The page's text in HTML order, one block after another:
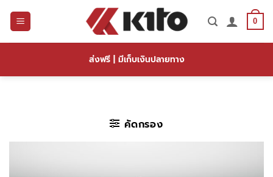
0
ส่งฟรี | มีเก็บเงินปลายทาง
คัดกรอง